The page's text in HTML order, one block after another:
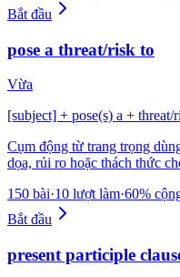
Bắt đầu
pose a threat/risk to
Vừa
[subject] + pose(s) a +
Cụm động từ trang trọng
dọa, rủi ro hoặc thách thức
150 bài·10 lượt làm·60%
Bắt đầu
present participle